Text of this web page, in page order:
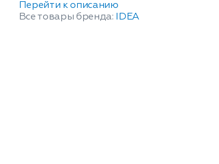
разместить изделие можно не только
в детской, саду или мастерской, но и
Перейти к описанию
Все товары бренда:
IDEA